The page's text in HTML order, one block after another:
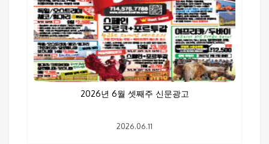
2026년 6월 셋째주 신문광고
2026.06.11